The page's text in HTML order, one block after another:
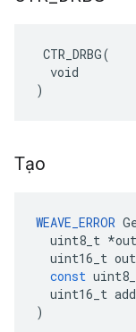
CTR_DRBG(
  void
)
Tạo
WEAVE_ERROR
uint8_t *
uint16_t
const
uint16_t
)